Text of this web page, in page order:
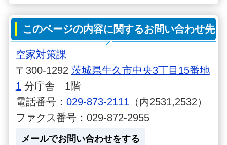
このページの内容に関するお問い合わせ先
空家対策課
〒300-1292 茨城県牛久市中央3丁目15番地
1 分庁舎 1階
電話番号： 029-873-2111 （内2531,2532）
ファクス番号：029-872-2955
メールでお問い合わせをする